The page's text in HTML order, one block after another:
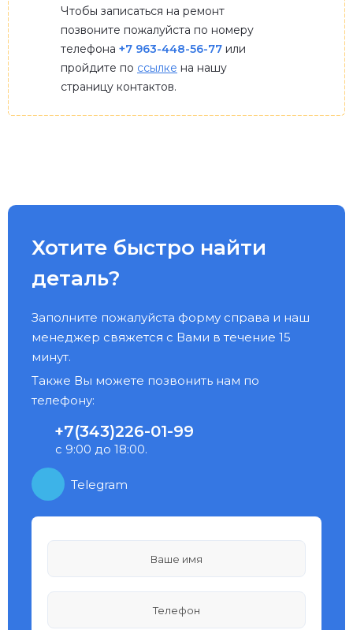
Чтобы записаться на ремонт
позвоните пожалуйста по номеру
телефона +7 963-448-56-77 или
пройдите по ссылке на нашу
страницу контактов.
Хотите быстро найти
деталь?
Заполните пожалуйста форму справа и наш
менеджер свяжется с Вами в течение 15
минут.
Также Вы можете позвонить нам по
телефону:
+7(343)226-01-99
с 9:00 до 18:00.
Telegram